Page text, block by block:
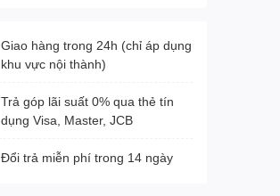
Giao hàng trong 24h (chỉ áp dụng
khu vực nội thành)
Trả góp lãi suất 0% qua thẻ tín
dụng Visa, Master, JCB
Đổi trả miễn phí trong 14 ngày